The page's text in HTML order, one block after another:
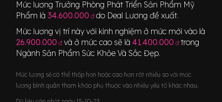
Mức lươngTrưởng Phòng Phát Triển Sản Phẩm Mỹ
Phẩm là34.600.000 đdo Deal Lương đề xuất.
Mức lương vị trí này với kinh nghiệm ở mức mới vào là
26.900.000 đ và ở mức cao sẽ là41.400.000 đ trong
NgànhSản Phẩm Sức Khỏe Và Sắc Đẹp.
Mức lương sẽ có thể thấp hơn hoặc cao hơn rất nhiều so với mức
lương bình quân tham khảo phụ thuộc vào nhiều yếu tố khác nhau.